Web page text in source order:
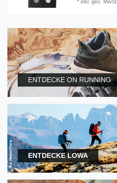
*inkl. ges. MwSt.
ENTDECKE ON RUNNING
ENTDECKE LOWA